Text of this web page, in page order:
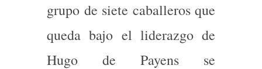
grupo de siete caballeros que
queda bajo el liderazgo de
Hugo de Payens se